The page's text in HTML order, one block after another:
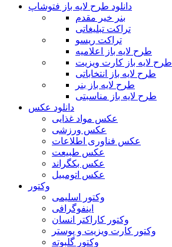
دانلود طرح لایه باز فتوشاپ
بنر خیر مقدم
تراکت تبلیغاتی
تراکت ریسو
طرح لایه باز اعلامیه
طرح لایه باز کارت ویزیت
طرح لایه باز انتخاباتی
طرح لایه باز بنر
طرح لایه باز مناسبتی
دانلود عکس
عکس مواد غذایی
عکس ورزشی
عکس فناوری اطلاعات
عکس طبیعت
عکس بکگراند
عکس اتومبیل
وکتور
وکتور اسلیمی
اینفوگرافی
وکتور کاراکتر انسان
وکتور کارت ویزیت و پوستر
وکتور گلبوته